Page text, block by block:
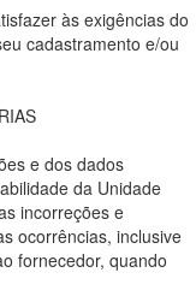
às exigências do
cadastramento e/ou
e dos dados
da Unidade
incorreções e
ocorrências, inclusive
fornecedor, quando